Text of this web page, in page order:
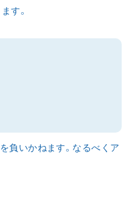
す。
負いかねます。なるべくア